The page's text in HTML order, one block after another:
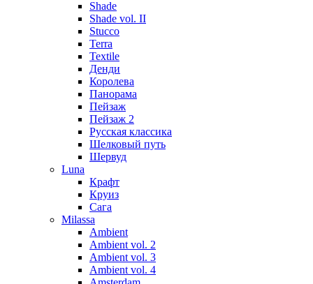
Shade
Shade vol. II
Stucco
Terra
Textile
Денди
Королева
Панорама
Пейзаж
Пейзаж 2
Русская классика
Шелковый путь
Шервуд
Luna
Крафт
Круиз
Сага
Milassa
Ambient
Ambient vol. 2
Ambient vol. 3
Ambient vol. 4